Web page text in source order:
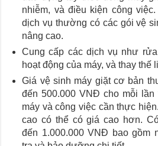
nhiễm, và điều kiện công
dịch vụ thường có các gói vệ
nâng cao.
Cung cấp các dịch vụ như
hoạt động của máy, và thay thế
Giá vệ sinh máy giặt cơ bản
đến 500.000 VNĐ cho mỗi lần
máy và công việc cần thực
cao có thể có giá cao hơn.
đến 1.000.000 VNĐ bao gồm